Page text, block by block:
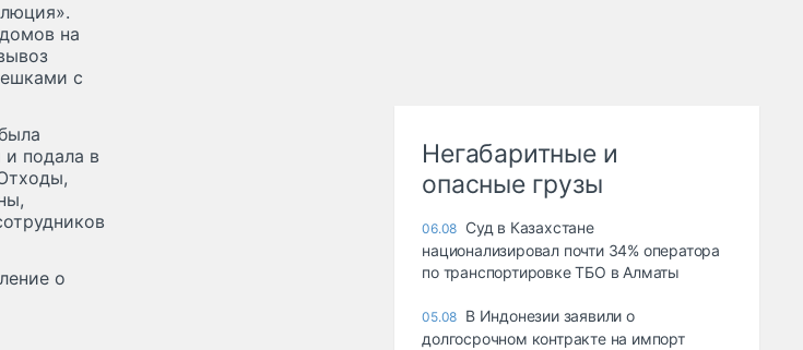
на
с
подала в
о
Негабаритные и
опасные грузы
06.08 Суд в Казахстане
национализировал почти 34% оператора
по транспортировке ТБО в Алматы
05.08 В Индонезии заявили о
долгосрочном контракте на импорт